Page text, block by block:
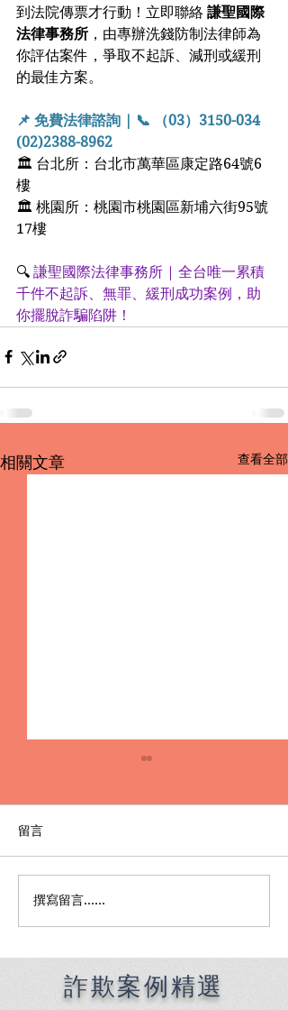
到法院傳票才行動！立即聯絡 謙聖國際
法律事務所 ，由專辦洗錢防制法律師為
你評估案件，爭取不起訴、減刑或緩刑
的最佳方案。
📌 免費法律諮詢 | 📞 （03）3150-034
(02)2388-8962
🏛 台北所：台北市萬華區康定路64號6
樓
🏛 桃園所：桃園市桃園區新埔六街95號
17樓
🔍 謙聖國際法律事務所 | 全台唯一累積
千件不起訴、無罪、緩刑成功案例，助
你擺脫詐騙陷阱！
相關文章 查看全部
【警示帳戶被提告幫助詐
欺、洗錢怎麼辦？】專辦
留言
撰寫留言......
詐欺案例精選